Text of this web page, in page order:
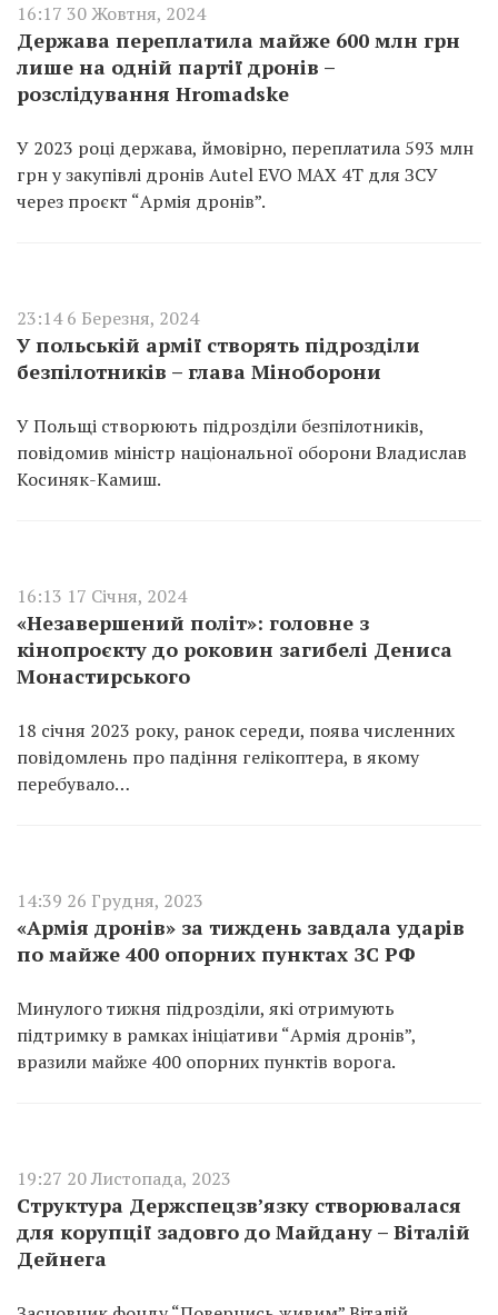
16:17 30 Жовтня, 2024
Держава переплатила майже 600 млн грн
лише на одній партії дронів –
розслідування Hromadske
У 2023 році держава, ймовірно, переплатила 593 млн
грн у закупівлі дронів Autel EVO MAX 4T для ЗСУ
через проєкт “Армія дронів”.
23:14 6 Березня, 2024
У польській армії створять підрозділи
безпілотників – глава Міноборони
У Польщі створюють підрозділи безпілотників,
повідомив міністр національної оборони Владислав
Косиняк-Камиш.
16:13 17 Січня, 2024
«Незавершений політ»: головне з
кінопроєкту до роковин загибелі Дениса
Монастирського
18 січня 2023 року, ранок середи, поява численних
повідомлень про падіння гелікоптера, в якому
перебувало…
14:39 26 Грудня, 2023
«Армія дронів» за тиждень завдала ударів
по майже 400 опорних пунктах ЗС РФ
Минулого тижня підрозділи, які отримують
підтримку в рамках ініціативи “Армія дронів”,
вразили майже 400 опорних пунктів ворога.
19:27 20 Листопада, 2023
Структура Держспецзвʼязку створювалася
для корупції задовго до Майдану – Віталій
Дейнега